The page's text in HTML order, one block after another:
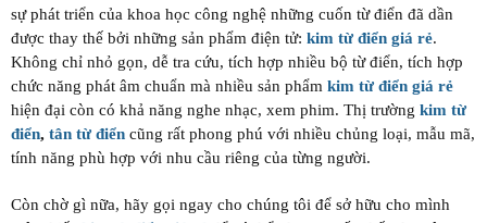
sự phát triển của khoa học công nghệ những cuốn từ điển đã dần
được thay thế bởi những sản phẩm điện tử: kim từ điển giá rẻ.
Không chỉ nhỏ gọn, dễ tra cứu, tích hợp nhiều bộ từ điển, tích hợp
chức năng phát âm chuẩn mà nhiều sản phẩm kim từ điển giá rẻ
hiện đại còn có khả năng nghe nhạc, xem phim. Thị trường kim từ
điển, tân từ điển cũng rất phong phú với nhiều chủng loại, mẫu mã,
tính năng phù hợp với nhu cầu riêng của từng người.
Còn chờ gì nữa, hãy gọi ngay cho chúng tôi để sở hữu cho mình